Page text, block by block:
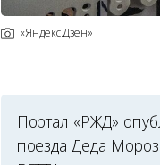
«Яндекс.Дзен»
Портал «РЖД»
поезда Деда